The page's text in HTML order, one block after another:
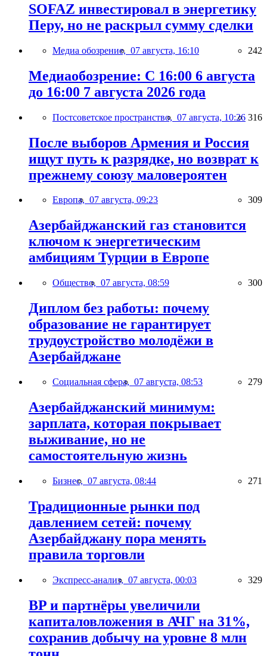
SOFAZ инвестировал в энергетику
Перу, но не раскрыл сумму сделки
Медиа обозрение, 07 августа, 16:10 242
Медиаобозрение: С 16:00 6 августа
до 16:00 7 августа 2026 года
Постсоветское пространство, 07 августа, 10:26 316
После выборов Армения и Россия
ищут путь к разрядке, но возврат к
прежнему союзу маловероятен
Европа, 07 августа, 09:23 309
Азербайджанский газ становится
ключом к энергетическим
амбициям Турции в Европе
Общество, 07 августа, 08:59 300
Диплом без работы: почему
образование не гарантирует
трудоустройство молодёжи в
Азербайджане
Социальная сфера, 07 августа, 08:53 279
Азербайджанский минимум:
зарплата, которая покрывает
выживание, но не
самостоятельную жизнь
Бизнес, 07 августа, 08:44 271
Традиционные рынки под
давлением сетей: почему
Азербайджану пора менять
правила торговли
Экспресс-анализ, 07 августа, 00:03 329
BP и партнёры увеличили
капиталовложения в АЧГ на 31%,
сохранив добычу на уровне 8 млн